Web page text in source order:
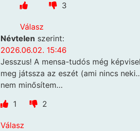
3
Válasz
Névtelen szerint:
2026.06.02. 15:46
Jesszus! A mensa-tudós még
meg játssza az eszét (ami nincs
nem minősítem…
1
2
Válasz